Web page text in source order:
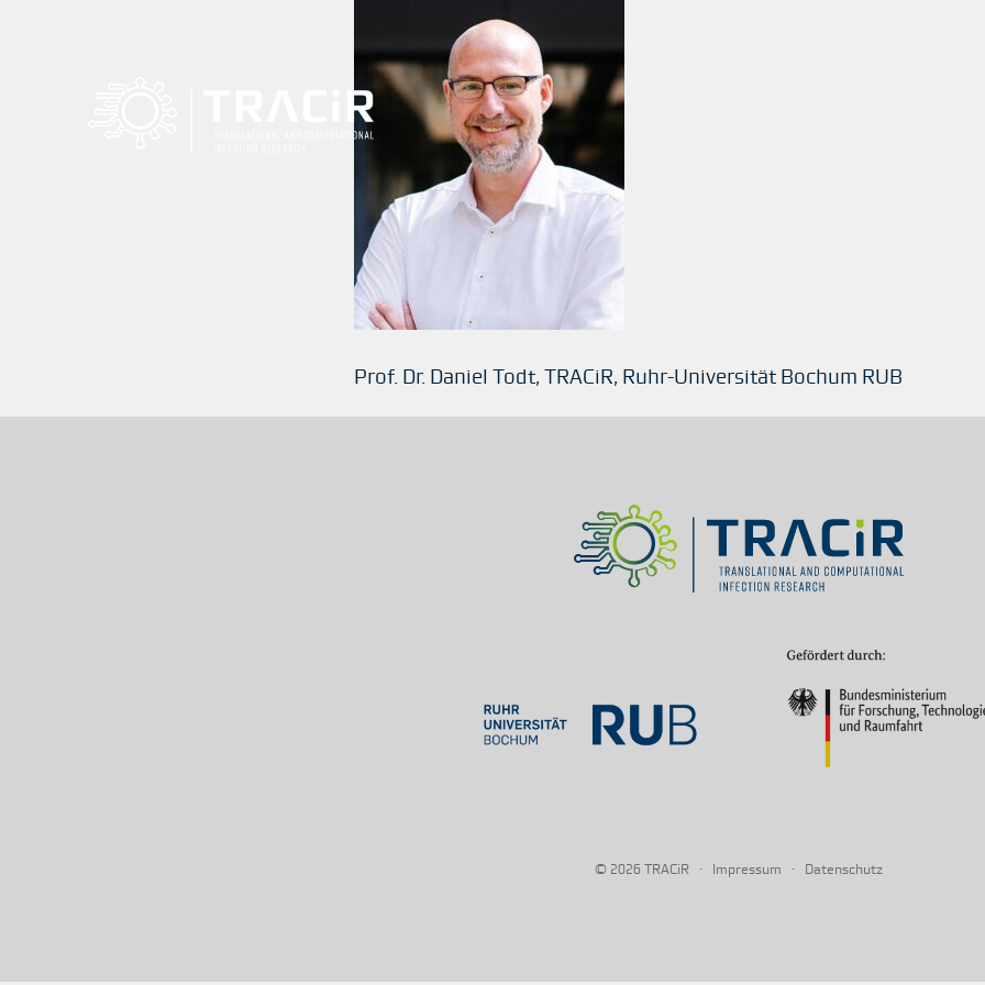
Prof. Dr. Daniel Todt, TRACiR, Ruhr-Universität Bochum RUB
© 2026 TRACiR · Impressum · Datenschutz